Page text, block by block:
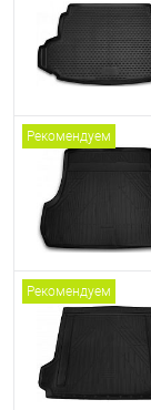
Рекомендуем
Рекомендуем